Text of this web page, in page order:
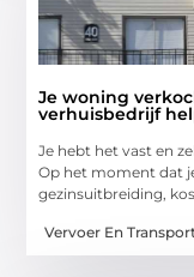
Je woning
verhuisbedrijf
Je hebt het vast en
Op het moment dat
gezinsuitbreiding,
Vervoer En